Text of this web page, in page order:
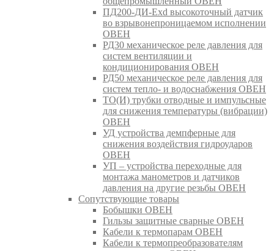
ПД200-ДИ-Exd высокоточный датчик
во взрывонепроницаемом исполнении
ОВЕН
РД30 механическое реле давления для
систем вентиляции и
кондиционирования ОВЕН
РД50 механическое реле давления для
систем тепло- и водоснабжения ОВЕН
ТО(И) трубки отводные и импульсные
для снижения температуры (вибрации)
ОВЕН
УД устройства демпферные для
снижения воздействия гидроударов
ОВЕН
УП – устройства переходные для
монтажа манометров и датчиков
давления на другие резьбы ОВЕН
Сопутствующие товары
Бобышки ОВЕН
Гильзы защитные сварные ОВЕН
Кабели к термопарам ОВЕН
Кабели к термопреобразователям